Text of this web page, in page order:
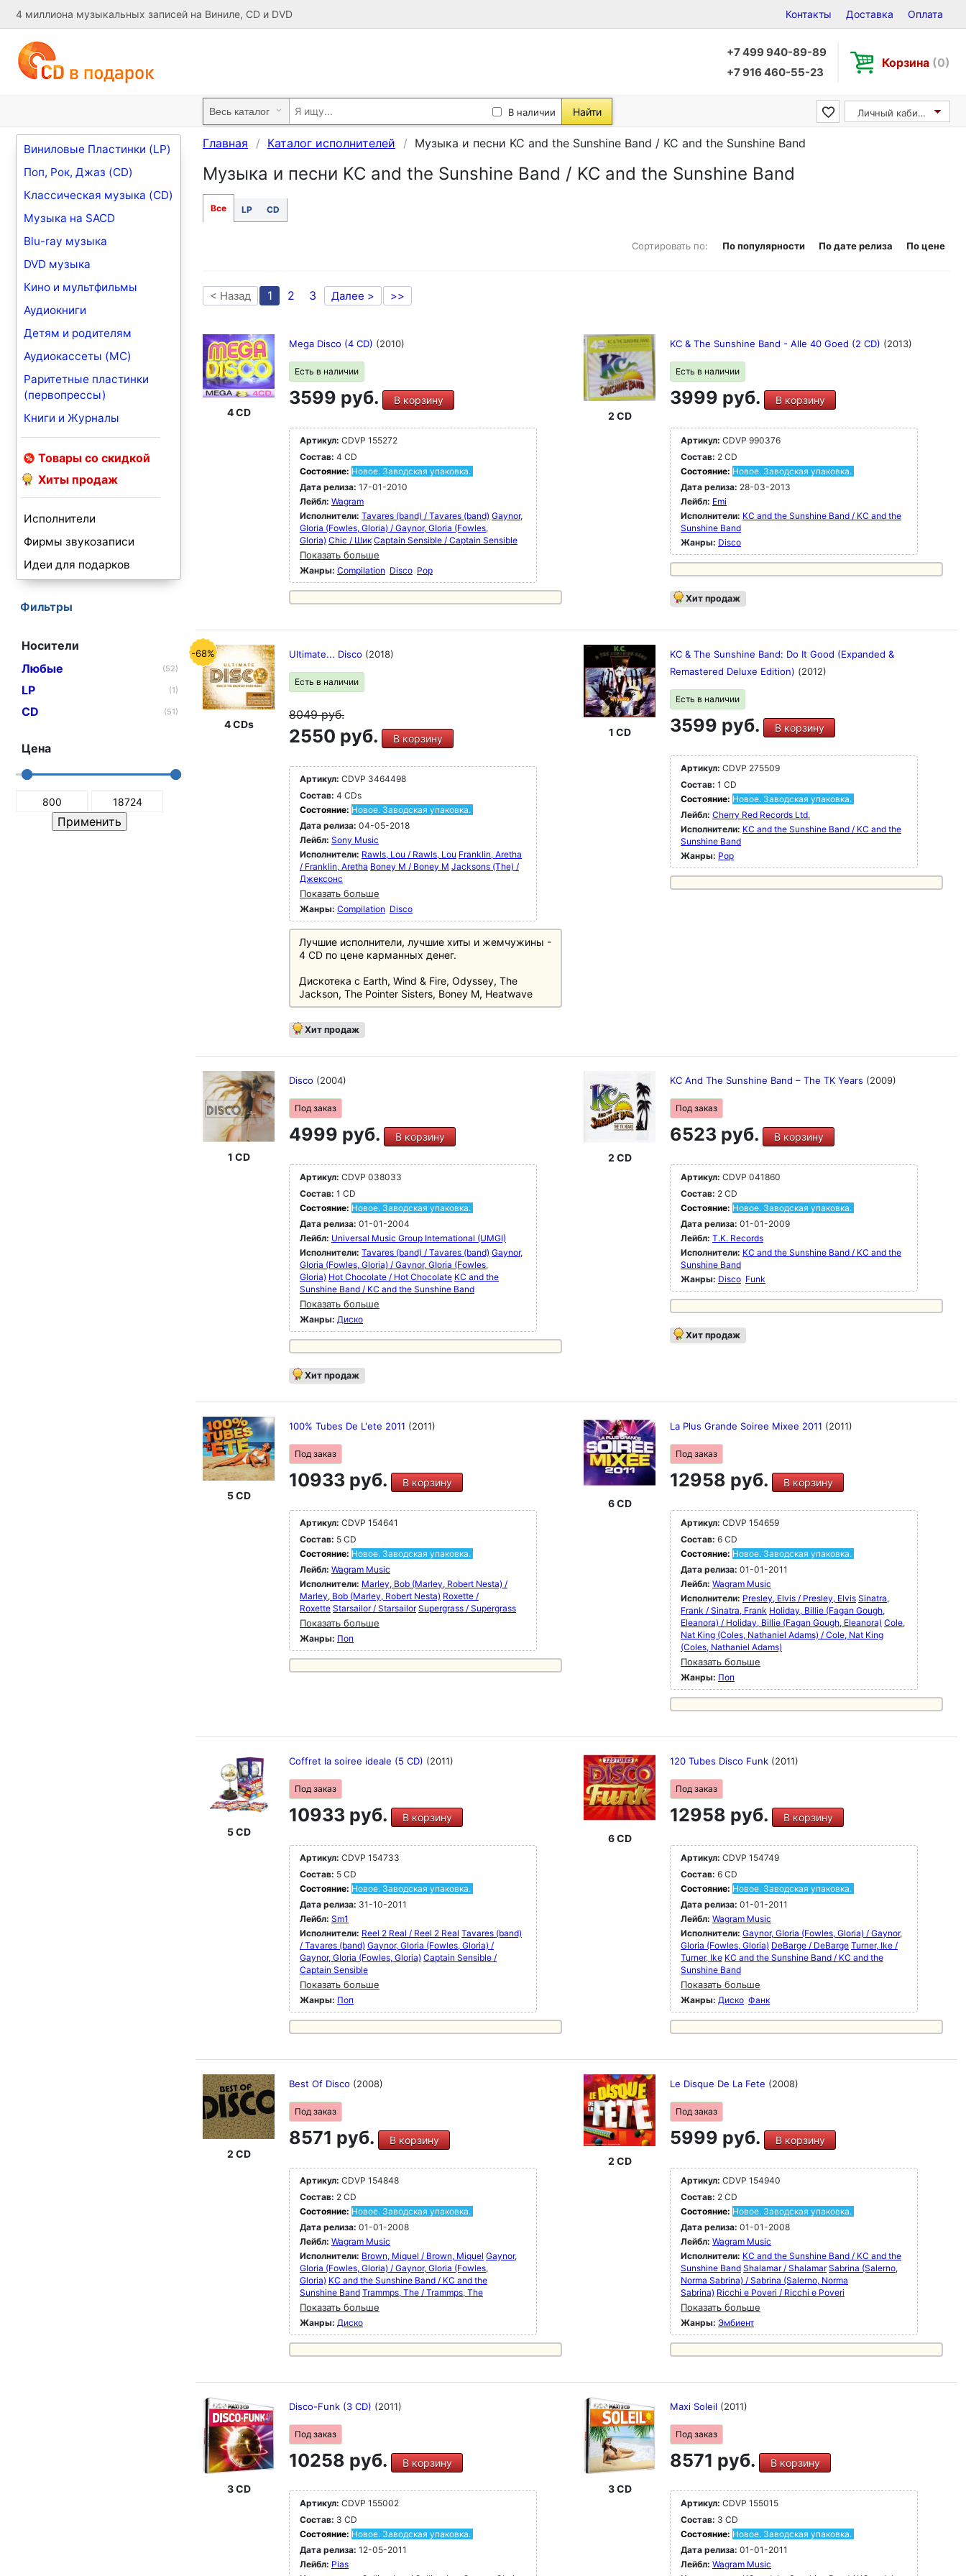
4 миллиона музыкальных записей на Виниле, CD и DVD Контакты Доставка Оплата
+7 499 940-89-89
+7 916 460-55-23
Корзина (0)
В наличии Найти Личный кабинет
Виниловые Пластинки (LP)
Поп, Рок, Джаз (CD)
Классическая музыка (CD)
Музыка на SACD
Blu-ray музыка
DVD музыка
Кино и мультфильмы
Аудиокниги
Детям и родителям
Аудиокассеты (MC)
Раритетные пластинки
(первопрессы)
Книги и Журналы
Товары со скидкой
Хиты продаж
Исполнители
Фирмы звукозаписи
Идеи для подарков
Фильтры
Носители
Любые
(52)
LP (1)
CD (51)
Цена
Главная Каталог исполнителей Музыка и песни KC and the Sunshine Band / KC and the Sunshine Band
Музыка и песни KC and the Sunshine Band / KC and the Sunshine Band
Все LP CD
Сортировать по: По популярности По дате релиза По цене
< Назад 1 2 3 Далее > >>
4 CD
Mega Disco (4 CD) (2010)
Есть в наличии
3599 руб. В корзину
Артикул: CDVP 155272
Состав: 4 CD
Состояние: Новое. Заводская упаковка.
Дата релиза: 17-01-2010
Лейбл: Wagram
Исполнители: Tavares (band) / Tavares (band) Gaynor,
GIoria (Fowles, Gloria) / Gaynor, GIoria (Fowles,
Gloria) Chic / Шик Captain Sensible / Captain Sensible
Показать больше
Жанры: Compilation Disco Pop
2 CD
KC & The Sunshine Band - Alle 40 Goed (2 CD) (2013)
Есть в наличии
3999 руб. В корзину
Артикул: CDVP 990376
Состав: 2 CD
Состояние: Новое. Заводская упаковка.
Дата релиза: 28-03-2013
Лейбл: Emi
Исполнители: KC and the Sunshine Band / KC and the
Sunshine Band
Жанры: Disco
Хит продаж
-68%
4 CDs
Ultimate... Disco (2018)
Есть в наличии
8049руб.
2550 руб. В корзину
Артикул: CDVP 3464498
Состав: 4 CDs
Состояние: Новое. Заводская упаковка.
Дата релиза: 04-05-2018
Лейбл: Sony Music
Исполнители: Rawls, Lou / Rawls, Lou Franklin, Aretha
/ Franklin, Aretha Boney M / Boney M Jacksons (The) /
Джексонс
Показать больше
Жанры: Compilation Disco
Лучшие исполнители, лучшие хиты и жемчужины -
4 CD по цене карманных денег.
Дискотека с Earth, Wind & Fire, Odyssey, The
Jackson, The Pointer Sisters, Boney M, Heatwave
Хит продаж
1 CD
KC & The Sunshine Band: Do It Good (Expanded &
Remastered Deluxe Edition) (2012)
Есть в наличии
3599 руб. В корзину
Артикул: CDVP 275509
Состав: 1 CD
Состояние: Новое. Заводская упаковка.
Лейбл: Cherry Red Records Ltd.
Исполнители: KC and the Sunshine Band / KC and the
Sunshine Band
Жанры: Pop
1 CD
Disco (2004)
Под заказ
4999 руб. В корзину
Артикул: CDVP 038033
Состав: 1 CD
Состояние: Новое. Заводская упаковка.
Дата релиза: 01-01-2004
Лейбл: Universal Music Group International (UMGI)
Исполнители: Tavares (band) / Tavares (band) Gaynor,
GIoria (Fowles, Gloria) / Gaynor, GIoria (Fowles,
Gloria) Hot Chocolate / Hot Chocolate KC and the
Sunshine Band / KC and the Sunshine Band
Показать больше
Жанры: Диско
Хит продаж
2 CD
KC And The Sunshine Band ‎– The TK Years (2009)
Под заказ
6523 руб. В корзину
Артикул: CDVP 041860
Состав: 2 CD
Состояние: Новое. Заводская упаковка.
Дата релиза: 01-01-2009
Лейбл: T.K. Records
Исполнители: KC and the Sunshine Band / KC and the
Sunshine Band
Жанры: Disco Funk
Хит продаж
5 CD
100% Tubes De L'ete 2011 (2011)
Под заказ
10933 руб. В корзину
Артикул: CDVP 154641
Состав: 5 CD
Состояние: Новое. Заводская упаковка.
Лейбл: Wagram Music
Исполнители: Marley, Bob (Marley, Robert Nesta) /
Marley, Bob (Marley, Robert Nesta) Roxette /
Roxette Starsailor / Starsailor Supergrass / Supergrass
Показать больше
Жанры: Поп
6 CD
La Plus Grande Soiree Mixee 2011 (2011)
Под заказ
12958 руб. В корзину
Артикул: CDVP 154659
Состав: 6 CD
Состояние: Новое. Заводская упаковка.
Дата релиза: 01-01-2011
Лейбл: Wagram Music
Исполнители: Presley, Elvis / Presley, Elvis Sinatra,
Frank / Sinatra, Frank Holiday, Billie (Fagan Gough,
Eleanora) / Holiday, Billie (Fagan Gough, Eleanora) Cole,
Nat King (Coles, Nathaniel Adams) / Cole, Nat King
(Coles, Nathaniel Adams)
Показать больше
Жанры: Поп
5 CD
Coffret la soiree ideale (5 CD) (2011)
Под заказ
10933 руб. В корзину
Артикул: CDVP 154733
Состав: 5 CD
Состояние: Новое. Заводская упаковка.
Дата релиза: 31-10-2011
Лейбл: Sm1
Исполнители: Reel 2 Real / Reel 2 Real Tavares (band)
/ Tavares (band) Gaynor, GIoria (Fowles, Gloria) /
Gaynor, GIoria (Fowles, Gloria) Captain Sensible /
Captain Sensible
Показать больше
Жанры: Поп
6 CD
120 Tubes Disco Funk (2011)
Под заказ
12958 руб. В корзину
Артикул: CDVP 154749
Состав: 6 CD
Состояние: Новое. Заводская упаковка.
Дата релиза: 01-01-2011
Лейбл: Wagram Music
Исполнители: Gaynor, GIoria (Fowles, Gloria) / Gaynor,
GIoria (Fowles, Gloria) DeBarge / DeBarge Turner, Ike /
Turner, Ike KC and the Sunshine Band / KC and the
Sunshine Band
Показать больше
Жанры: Диско Фанк
2 CD
Best Of Disco (2008)
Под заказ
8571 руб. В корзину
Артикул: CDVP 154848
Состав: 2 CD
Состояние: Новое. Заводская упаковка.
Дата релиза: 01-01-2008
Лейбл: Wagram Music
Исполнители: Brown, Miquel / Brown, Miquel Gaynor,
GIoria (Fowles, Gloria) / Gaynor, GIoria (Fowles,
Gloria) KC and the Sunshine Band / KC and the
Sunshine Band Trammps, The / Trammps, The
Показать больше
Жанры: Диско
2 CD
Le Disque De La Fete (2008)
Под заказ
5999 руб. В корзину
Артикул: CDVP 154940
Состав: 2 CD
Состояние: Новое. Заводская упаковка.
Дата релиза: 01-01-2008
Лейбл: Wagram Music
Исполнители: KC and the Sunshine Band / KC and the
Sunshine Band Shalamar / Shalamar Sabrina (Salerno,
Norma Sabrina) / Sabrina (Salerno, Norma
Sabrina) Ricchi e Poveri / Ricchi e Poveri
Показать больше
Жанры: Эмбиент
3 CD
Disco-Funk (3 CD) (2011)
Под заказ
10258 руб. В корзину
Артикул: CDVP 155002
Состав: 3 CD
Состояние: Новое. Заводская упаковка.
Дата релиза: 12-05-2011
Лейбл: Pias
3 CD
Maxi Soleil (2011)
Под заказ
8571 руб. В корзину
Артикул: CDVP 155015
Состав: 3 CD
Состояние: Новое. Заводская упаковка.
Дата релиза: 01-01-2011
Лейбл: Wagram Music